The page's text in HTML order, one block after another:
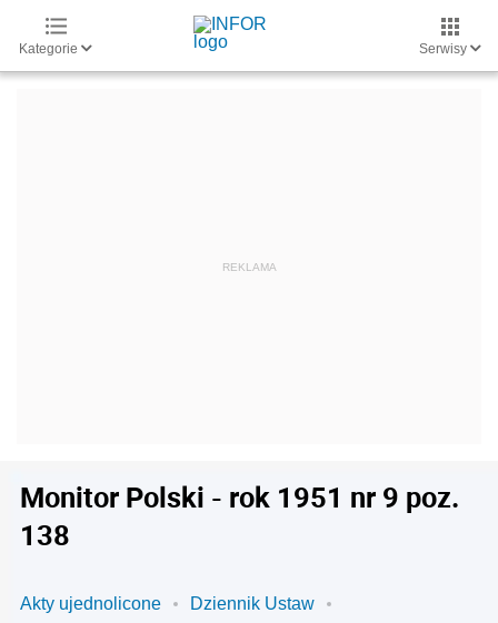
Kategorie Serwisy
Monitor Polski - rok 1951 nr 9 poz.
138
Akty ujednolicone
Dziennik Ustaw